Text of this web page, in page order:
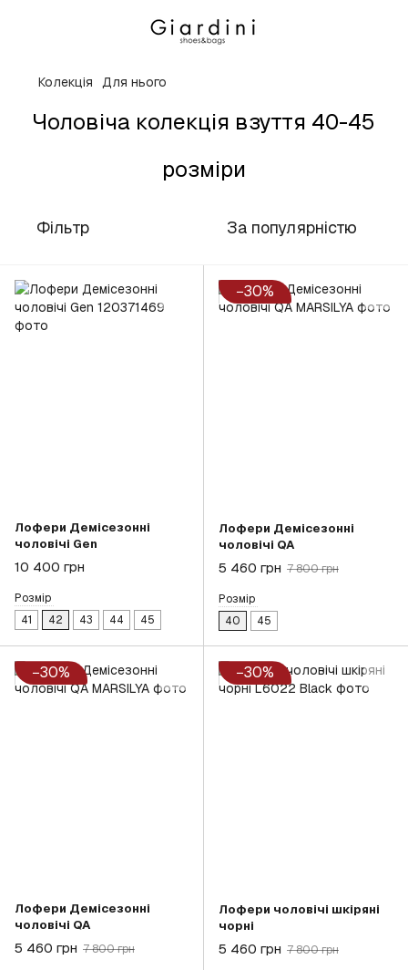
Колекція Для нього
Чоловіча колекція взуття 40-45
розміри
Фільтр За популярністю
Лофери Демісезонні
чоловічі Gen
10 400 грн
Розмір
41
42 43 44 45
−30%
Лофери Демісезонні
чоловічі QA
5 460 грн 7 800 грн
Розмір
40
45
−30%
Лофери Демісезонні
чоловічі QA
5 460 грн 7 800 грн
−30%
Лофери чоловічі шкіряні
чорні
5 460 грн 7 800 грн